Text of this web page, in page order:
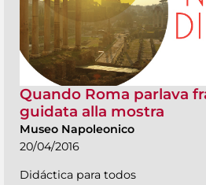
Quando Roma parlava
guidata alla mostra
Museo Napoleonico
20/04/2016
Didáctica para todos